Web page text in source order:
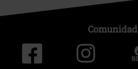
Comunidad